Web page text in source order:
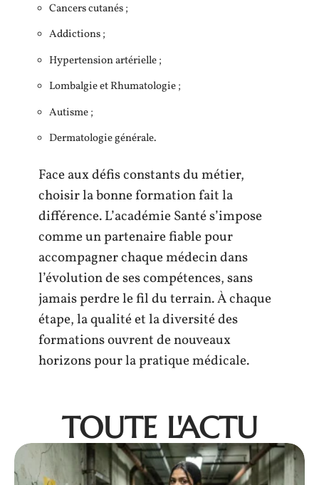
Cancers cutanés ;
Addictions ;
Hypertension artérielle ;
Lombalgie et Rhumatologie ;
Autisme ;
Dermatologie générale.
Face aux défis constants du métier,
choisir la bonne formation fait la
différence. L’académie Santé s’impose
comme un partenaire fiable pour
accompagner chaque médecin dans
l’évolution de ses compétences, sans
jamais perdre le fil du terrain. À chaque
étape, la qualité et la diversité des
formations ouvrent de nouveaux
horizons pour la pratique médicale.
TOUTE L'ACTU